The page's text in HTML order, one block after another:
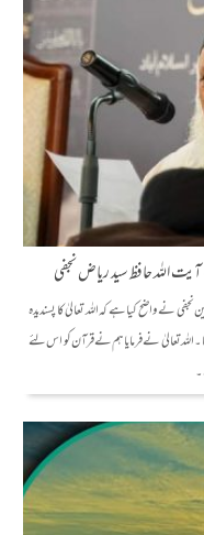
اللہ حافظ سید ریاض نجفی
نے واضح کیا ہے کہ اللہ تعالیٰ کا پسندیدہ
تعالیٰ نے فرمایا ہم نے قرآن کو اس لئے